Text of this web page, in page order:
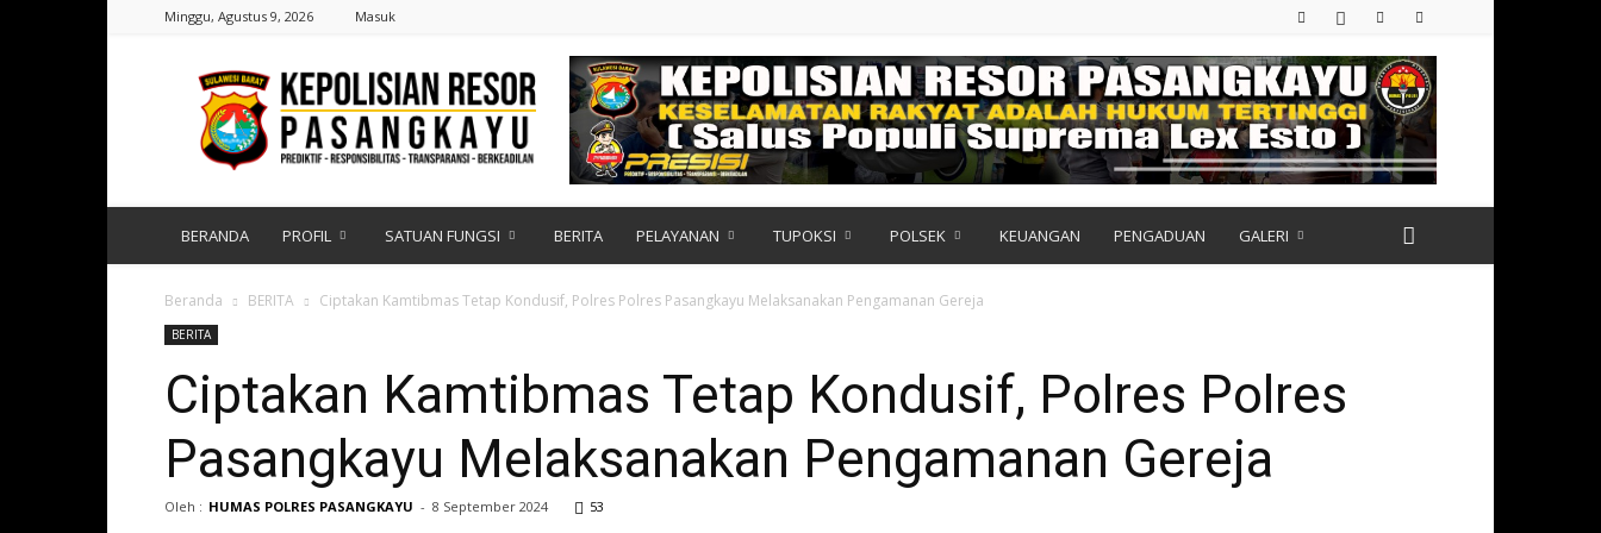
Minggu, Agustus 9, 2026 Masuk
Polres
Pasangkayu
|
Sulawesi
Barat
BERANDA PROFIL SATUAN FUNGSI BERITA PELAYANAN TUPOKSI POLSEK KEUANGAN PENGADUAN GALERI
Beranda BERITA Ciptakan Kamtibmas Tetap Kondusif, Polres Polres Pasangkayu Melaksanakan Pengamanan Gereja
BERITA
Ciptakan Kamtibmas Tetap Kondusif, Polres Polres
Pasangkayu Melaksanakan Pengamanan Gereja
Oleh : HUMAS POLRES PASANGKAYU - 8 September 2024 53